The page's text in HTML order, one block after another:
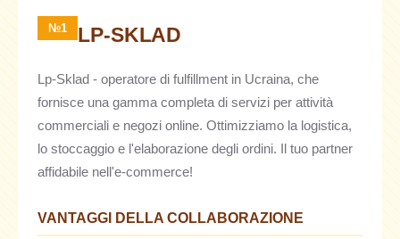
№1 LP-SKLAD
Lp-Sklad - operatore di fulfillment in Ucraina, che
fornisce una gamma completa di servizi per attività
commerciali e negozi online. Ottimizziamo la logistica,
lo stoccaggio e l'elaborazione degli ordini. Il tuo partner
affidabile nell'e-commerce!
VANTAGGI DELLA COLLABORAZIONE